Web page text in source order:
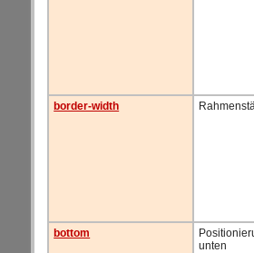
border-width
bottom
unten